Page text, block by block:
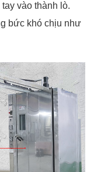
vào thành lò.
bức khó chịu như